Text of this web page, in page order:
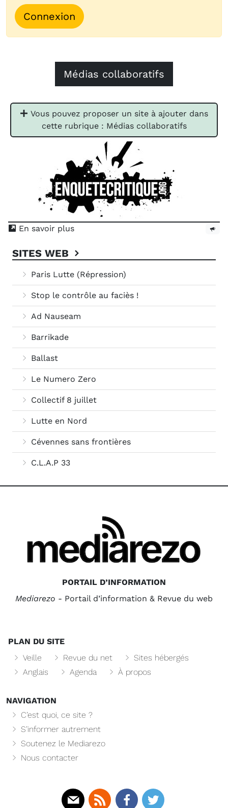
Connexion
Médias collaboratifs
Vous pouvez proposer un site à ajouter dans
cette rubrique : Médias collaboratifs
En savoir plus
SITES WEB
Paris Lutte (Répression)
Stop le contrôle au faciès !
Ad Nauseam
Barrikade
Ballast
Le Numero Zero
Collectif 8 juillet
Lutte en Nord
Cévennes sans frontières
C.L.A.P 33
PORTAIL D’INFORMATION
Mediarezo - Portail d’information & Revue du web
PLAN DU SITE
Veille
Revue du net
Sites hébergés
Anglais
Agenda À propos
NAVIGATION
C’est quoi, ce site ?
S’informer autrement
Soutenez le Mediarezo
Nous contacter